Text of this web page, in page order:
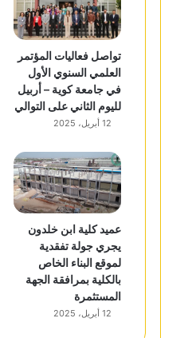
تواصل فعاليات المؤتمر
العلمي السنوي الأول
في جامعة كوية – أربيل
لليوم الثاني على التوالي
12 أبريل، 2025
عميد كلية ابن خلدون
يجري جولة تفقدية
لموقع البناء الخاص
بالكلية بمرافقة الجهة
المستثمرة
12 أبريل، 2025